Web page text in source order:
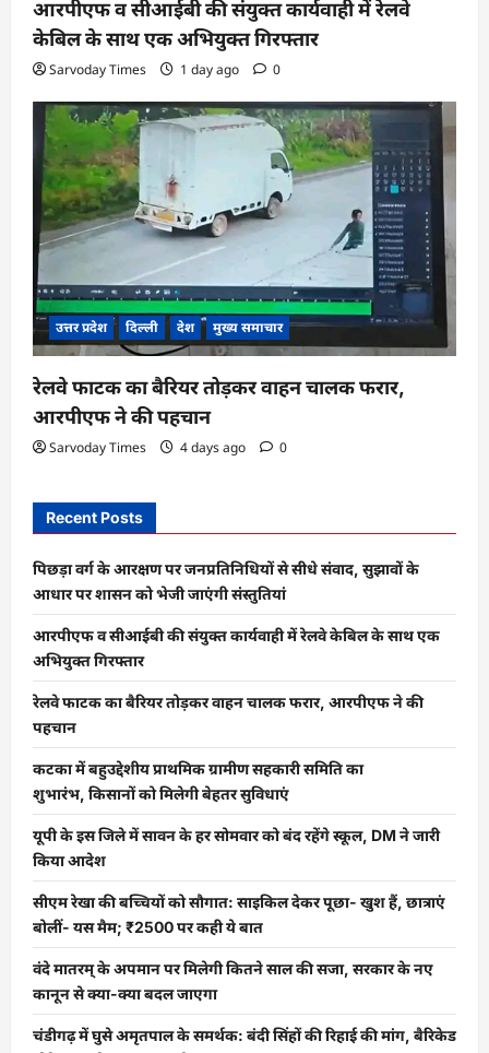
आरपीएफ व सीआईबी की संयुक्त कार्यवाही में रेलवे
केबिल के साथ एक अभियुक्त गिरफ्तार
Sarvoday Times 1 day ago 0
उत्तर प्रदेश दिल्ली देश मुख्य समाचार
रेलवे फाटक का बैरियर तोड़कर वाहन चालक फरार,
आरपीएफ ने की पहचान
Sarvoday Times 4 days ago 0
Recent Posts
पिछड़ा वर्ग के आरक्षण पर जनप्रतिनिधियों से सीधे संवाद, सुझावों के
आधार पर शासन को भेजी जाएंगी संस्तुतियां
आरपीएफ व सीआईबी की संयुक्त कार्यवाही में रेलवे केबिल के साथ एक
अभियुक्त गिरफ्तार
रेलवे फाटक का बैरियर तोड़कर वाहन चालक फरार, आरपीएफ ने की
पहचान
कटका में बहुउद्देशीय प्राथमिक ग्रामीण सहकारी समिति का
शुभारंभ, किसानों को मिलेगी बेहतर सुविधाएं
यूपी के इस जिले में सावन के हर सोमवार को बंद रहेंगे स्कूल, DM ने जारी
किया आदेश
सीएम रेखा की बच्चियों को सौगात: साइकिल देकर पूछा- खुश हैं, छात्राएं
बोलीं- यस मैम; ₹2500 पर कही ये बात
वंदे मातरम् के अपमान पर मिलेगी कितने साल की सजा, सरकार के नए
कानून से क्या-क्या बदल जाएगा
चंडीगढ़ में घुसे अमृतपाल के समर्थक: बंदी सिंहों की रिहाई की मांग, बैरिकेड